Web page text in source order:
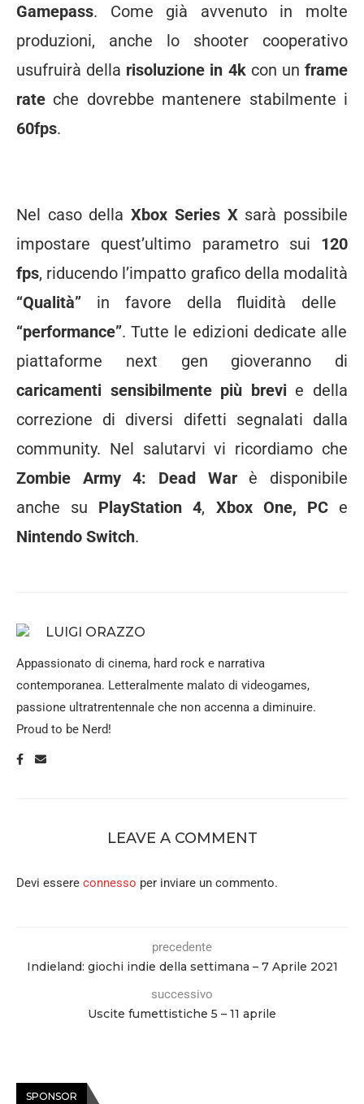
Gamepass. Come già avvenuto in molte
produzioni, anche lo shooter cooperativo
usufruirà della risoluzione in 4kcon unframe
rate che dovrebbe mantenere stabilmente i
60fps.
Nel caso dellaXbox Series Xsarà possibile
impostare quest’ultimo parametro sui 120
fps, riducendo l’impatto grafico della modalità
“Qualità” in favore della fluidità delle
“performance”. Tutte le edizioni dedicate alle
piattaforme next gen gioveranno di
caricamenti sensibilmente più brevie della
correzione di diversi difetti segnalati dalla
community. Nel salutarvi vi ricordiamo che
Zombie Army 4: Dead Warè disponibile
anche su PlayStation 4, Xbox One, PCe
Nintendo Switch.
LUIGI ORAZZO
Appassionato di cinema, hard rock e narrativa
contemporanea. Letteralmente malato di videogames,
passione ultratrentennale che non accenna a diminuire.
Proud to be Nerd!
LEAVE A COMMENT
Devi essere connesso per inviare un commento.
precedente
Indieland: giochi indie della settimana – 7 Aprile 2021
successivo
Uscite fumettistiche 5 – 11 aprile
SPONSOR